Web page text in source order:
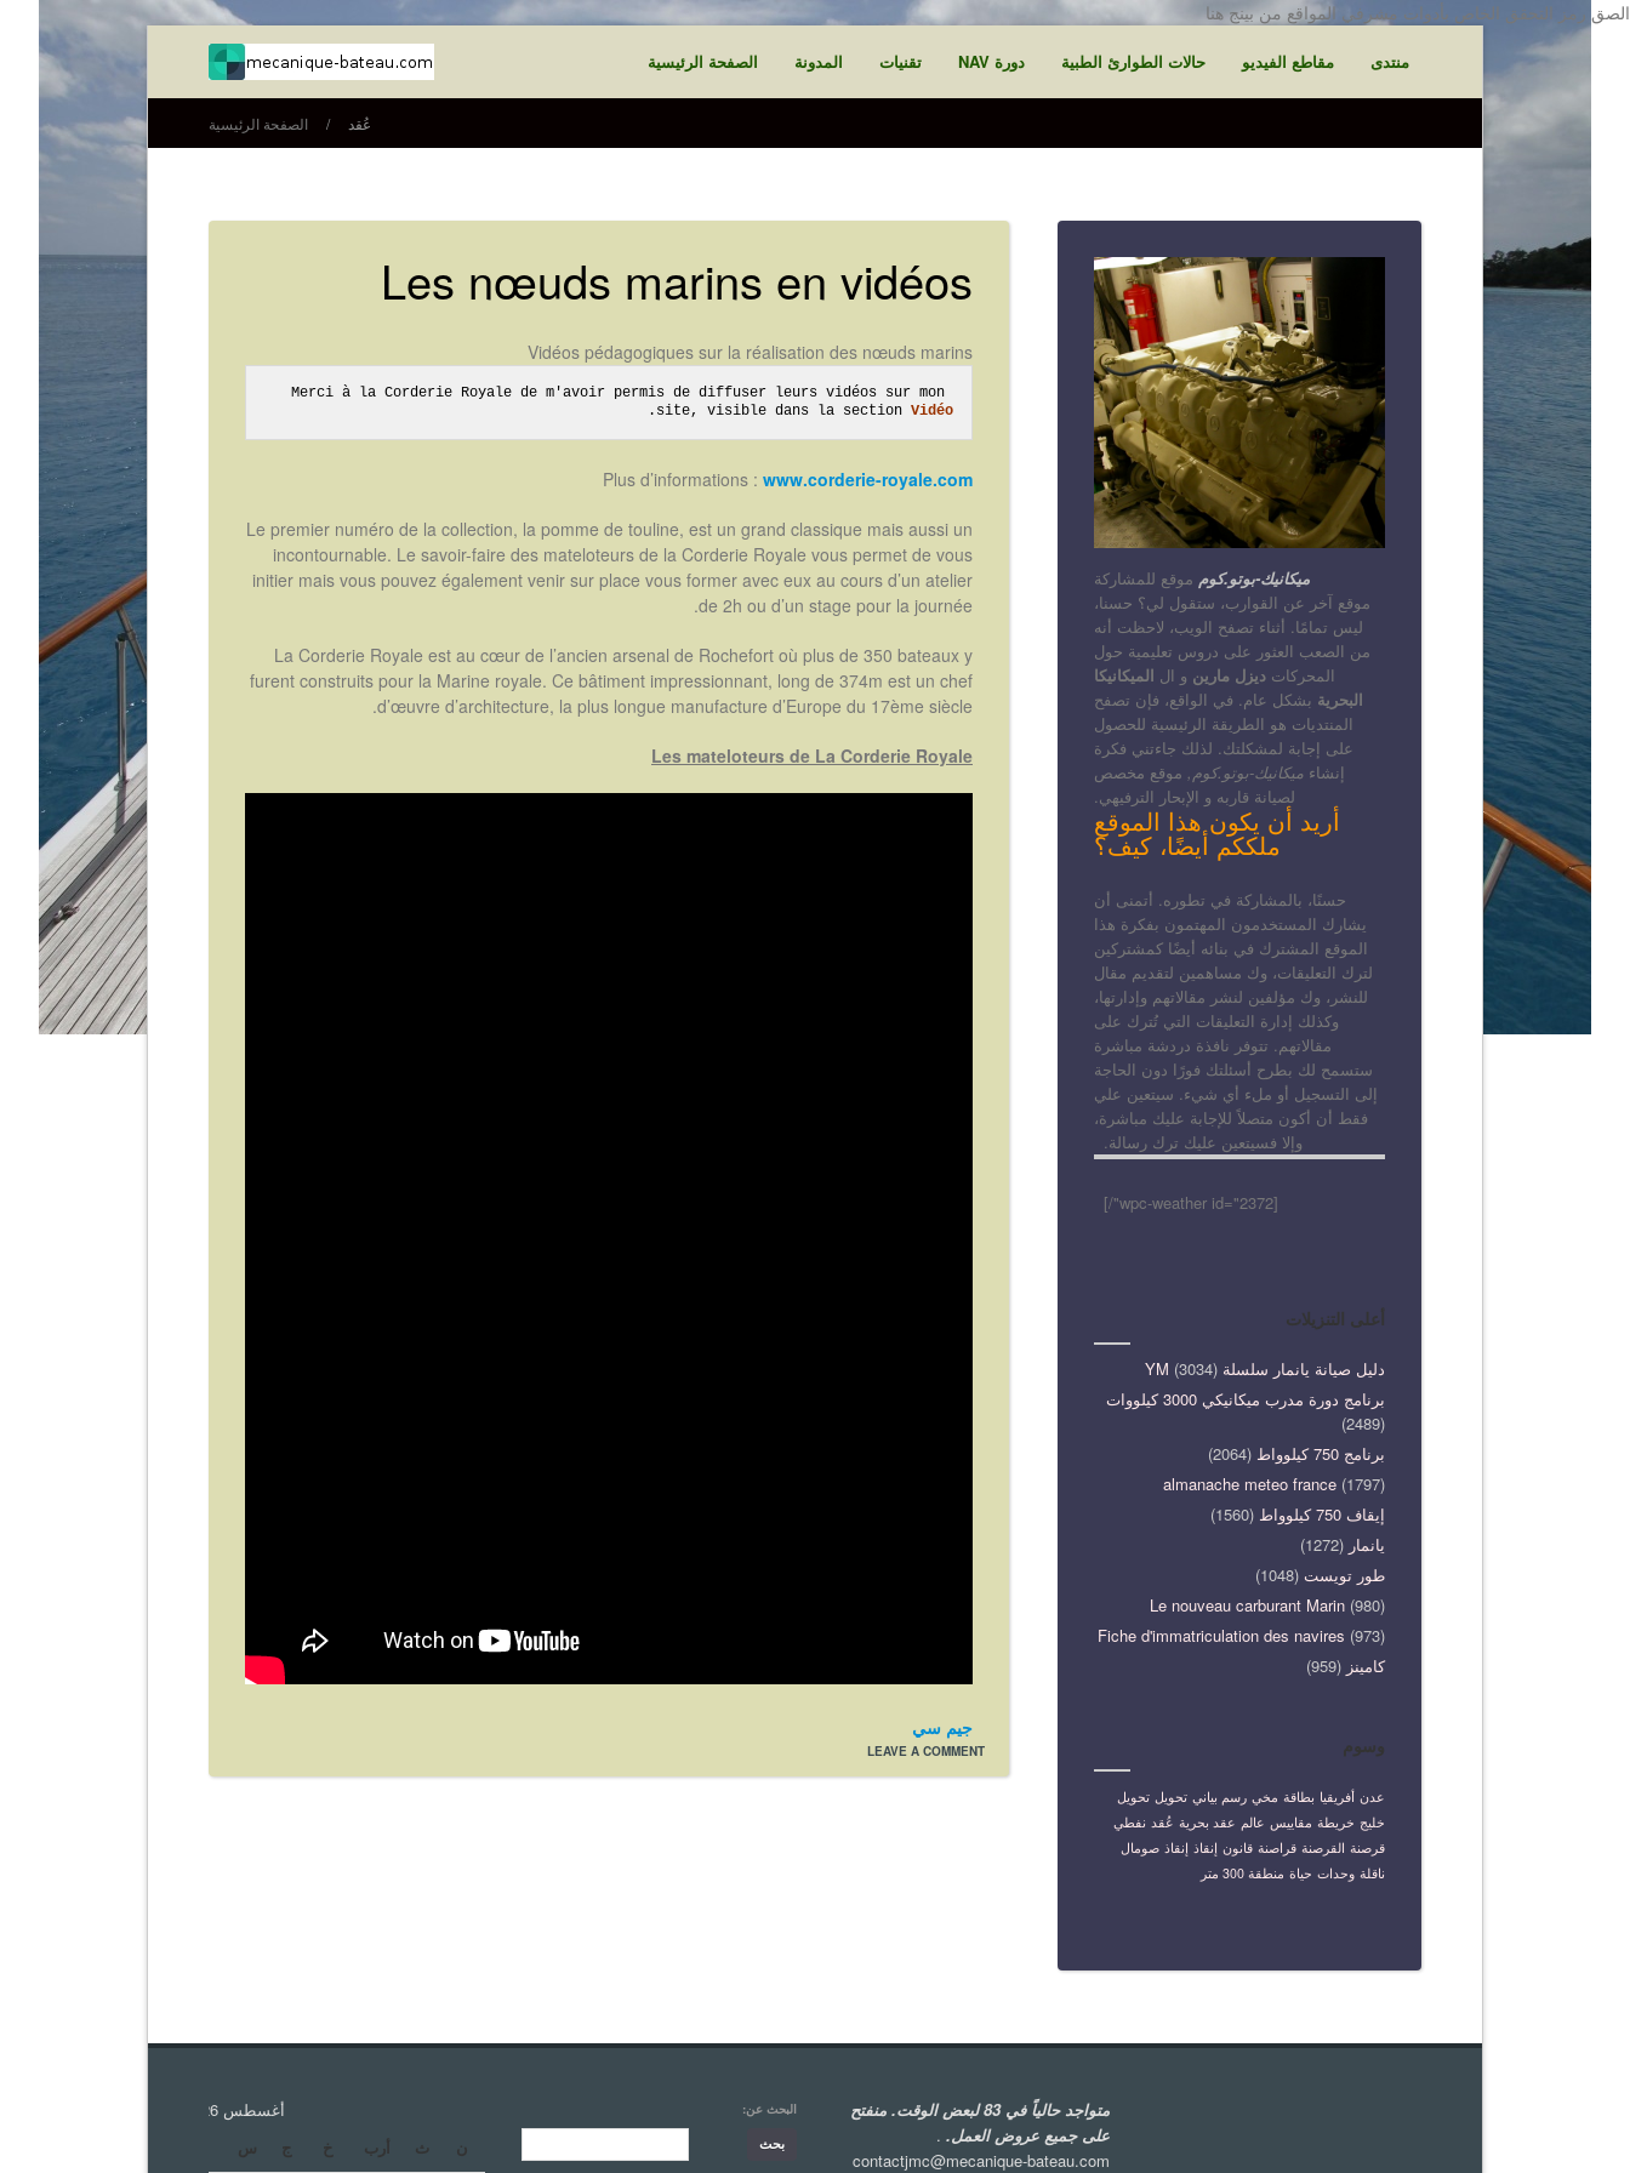
الصق رمز التحقق الخاص بأدوات مشرفي المواقع من بينج هنا
الصفحة الرئيسية المدونة تقنيات دورة NAV حالات الطوارئ الطبية مقاطع الفيديو منتدى
الصفحة الرئيسية / عُقد
Les nœuds marins en vidéos
Vidéos pédagogiques sur la réalisation des nœuds marins
Merci à la Corderie Royale de m'avoir permis de diffuser leurs vidéos sur mon
site, visible dans la section Vidéo
.
Plus d’informations : www.corderie-royale.com
Le premier numéro de la collection, la pomme de touline, est un grand classique mais aussi un
incontournable. Le savoir-faire des mateloteurs de la Corderie Royale vous permet de vous
initier mais vous pouvez également venir sur place vous former avec eux au cours d’un atelier
de 2h ou d’un stage pour la journée.
La Corderie Royale est au cœur de l’ancien arsenal de Rochefort où plus de 350 bateaux y
furent construits pour la Marine royale. Ce bâtiment impressionnant, long de 374m est un chef
d’œuvre d’architecture, la plus longue manufacture d’Europe du 17ème siècle.
Les mateloteurs de La Corderie Royale
جيم سي
LEAVE A COMMENT
ميكانيك-بوتو.كوم موقع للمشاركة
موقع آخر عن القوارب، ستقول لي؟ حسنا،
ليس تمامًا. أثناء تصفح الويب، لاحظت أنه
من الصعب العثور على دروس تعليمية حول
المحركات ديزل مارين و ال الميكانيكا
البحرية بشكل عام. في الواقع، فإن تصفح
المنتديات هو الطريقة الرئيسية للحصول
على إجابة لمشكلتك. لذلك جاءتني فكرة
إنشاء ميكانيك-بوتو.كوم, موقع مخصص
لصيانة قاربه و الإبحار الترفيهي.
أريد أن يكون هذا الموقع
ملككم أيضًا، كيف؟
حسنًا، بالمشاركة في تطوره. أتمنى أن
يشارك المستخدمون المهتمون بفكرة هذا
الموقع المشترك في بنائه أيضًا كمشتركين
لترك التعليقات، وك مساهمين لتقديم مقال
للنشر، وك مؤلفين لنشر مقالاتهم وإدارتها،
وكذلك إدارة التعليقات التي تُترك على
مقالاتهم. تتوفر نافذة دردشة مباشرة
ستسمح لك بطرح أسئلتك فورًا دون الحاجة
إلى التسجيل أو ملء أي شيء. سيتعين علي
فقط أن أكون متصلاً للإجابة عليك مباشرة،
وإلا فسيتعين عليك ترك رسالة.
[wpc-weather id="2372"/]
أعلى التنزيلات
دليل صيانة يانمار سلسلة YM (3034)
برنامج دورة مدرب ميكانيكي 3000 كيلووات
(2489)
برنامج 750 كيلوواط
(2064)
almanache meteo france (1797)
إيقاف 750 كيلوواط
(1560)
يانمار (1272)
طور تويست (1048)
Le nouveau carburant Marin (980)
Fiche d'immatriculation des navires (973)
كامينز (959)
وسوم
عدن أفريقيا بطاقة مخي رسم بياني تحويل تحويل
خليج خريطة مقاييس عالم عقد بحرية عُقد نفطي
قرصنة القرصنة قراصنة قانون إنقاذ إنقاذ صومال
ناقلة وحدات حياة منطقة 300 متر
أغسطس 2026
ن
ث أرب خ ج س
البحث عن:
متواجد حالياً في 83 لبعض الوقت. منفتح
على جميع عروض العمل. .
contactjmc@mecanique-bateau.com